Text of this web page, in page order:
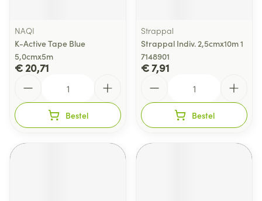
NAQI
K-Active Tape Blue
5,0cmx5m
€ 20,71
Bestel
Strappal
Strappal Indiv. 2,5cmx10m 1
7148901
€ 7,91
Bestel